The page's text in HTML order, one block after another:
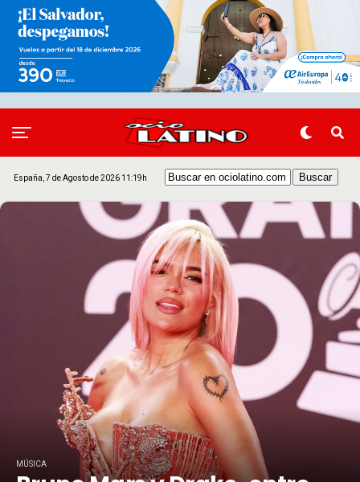
España, 7 de Agosto de 2026 11:19h
MÚSICA